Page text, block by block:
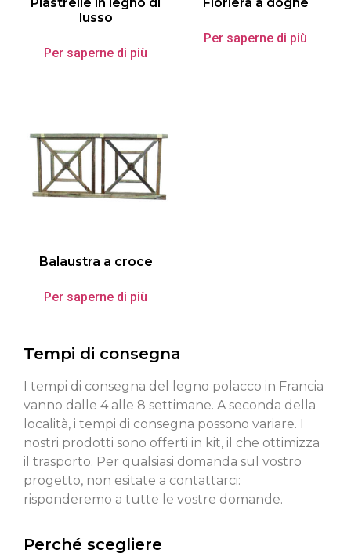
lusso
Per saperne di più
Per saperne di più
Balaustra a croce
Per saperne di più
Tempi di consegna
I tempi di consegna del legno polacco in Francia
vanno dalle 4 alle 8 settimane. A seconda della
località, i tempi di consegna possono variare. I
nostri prodotti sono offerti in kit, il che ottimizza
il trasporto. Per qualsiasi domanda sul vostro
progetto, non esitate a contattarci:
risponderemo a tutte le vostre domande.
Perché scegliere